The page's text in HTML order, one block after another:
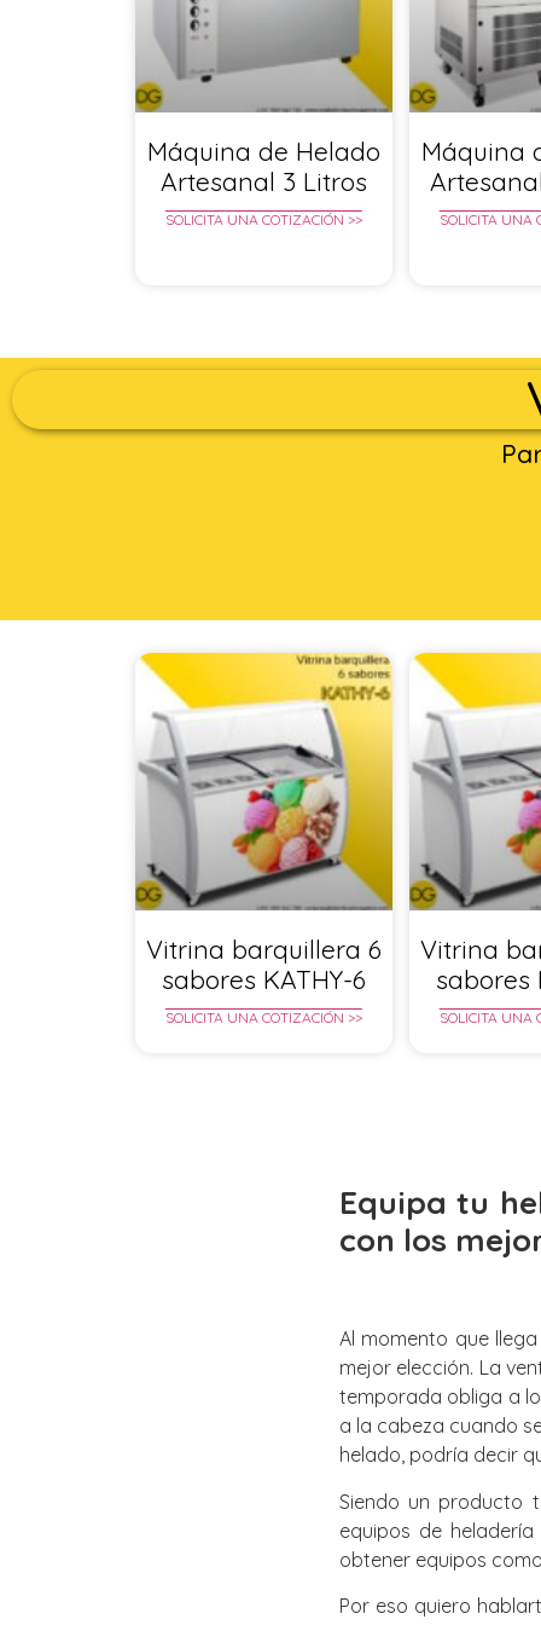
Máquina de Helado
Artesanal 3 Litros
SOLICITA UNA COTIZACIÓN >>
Máquina
SOLICITA UNA
Vitrina barquillera 6
sabores KATHY-6
SOLICITA UNA COTIZACIÓN >>
Vitrina
sabores
SOLICITA UNA
Equipa tu
con los
Al momento que
mejor elección. La
temporada obliga a
a la cabeza cuando
helado, podría decir
Siendo un producto
equipos de
obtener equipos
Por eso quiero